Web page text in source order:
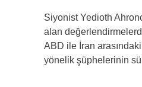
Siyonist Yedioth
alan
ABD ile İran
yönelik şüphelerinin